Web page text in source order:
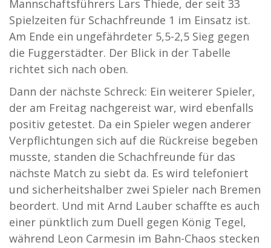
Mannschaftsführers Lars Thiede, der seit 33
Spielzeiten für Schachfreunde 1 im Einsatz ist.
Am Ende ein ungefährdeter 5,5-2,5 Sieg gegen
die Fuggerstädter. Der Blick in der Tabelle
richtet sich nach oben.
Dann der nächste Schreck: Ein weiterer Spieler,
der am Freitag nachgereist war, wird ebenfalls
positiv getestet. Da ein Spieler wegen anderer
Verpflichtungen sich auf die Rückreise begeben
musste, standen die Schachfreunde für das
nächste Match zu siebt da. Es wird telefoniert
und sicherheitshalber zwei Spieler nach Bremen
beordert. Und mit Arnd Lauber schaffte es auch
einer pünktlich zum Duell gegen König Tegel,
während Leon Carmesin im Bahn-Chaos stecken